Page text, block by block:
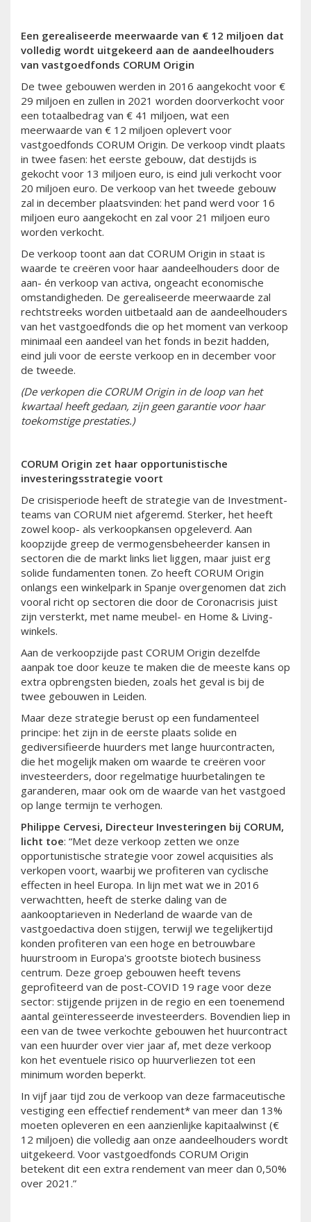
Een gerealiseerde meerwaarde van € 12 miljoen dat
volledig wordt uitgekeerd aan de aandeelhouders
van vastgoedfonds CORUM Origin
De twee gebouwen werden in 2016 aangekocht voor €
29 miljoen en zullen in 2021 worden doorverkocht voor
een totaalbedrag van € 41 miljoen, wat een
meerwaarde van € 12 miljoen oplevert voor
vastgoedfonds CORUM Origin. De verkoop vindt plaats
in twee fasen: het eerste gebouw, dat destijds is
gekocht voor 13 miljoen euro, is eind juli verkocht voor
20 miljoen euro. De verkoop van het tweede gebouw
zal in december plaatsvinden: het pand werd voor 16
miljoen euro aangekocht en zal voor 21 miljoen euro
worden verkocht.
De verkoop toont aan dat CORUM Origin in staat is
waarde te creëren voor haar aandeelhouders door de
aan- én verkoop van activa, ongeacht economische
omstandigheden. De gerealiseerde meerwaarde zal
rechtstreeks worden uitbetaald aan de aandeelhouders
van het vastgoedfonds die op het moment van verkoop
minimaal een aandeel van het fonds in bezit hadden,
eind juli voor de eerste verkoop en in december voor
de tweede.
(De verkopen die CORUM Origin in de loop van het
kwartaal heeft gedaan, zijn geen garantie voor haar
toekomstige prestaties.)
CORUM Origin zet haar opportunistische
investeringsstrategie voort
De crisisperiode heeft de strategie van de Investment-
teams van CORUM niet afgeremd. Sterker, het heeft
zowel koop- als verkoopkansen opgeleverd. Aan
koopzijde greep de vermogensbeheerder kansen in
sectoren die de markt links liet liggen, maar juist erg
solide fundamenten tonen. Zo heeft CORUM Origin
onlangs een winkelpark in Spanje overgenomen dat zich
vooral richt op sectoren die door de Coronacrisis juist
zijn versterkt, met name meubel- en Home & Living-
winkels.
Aan de verkoopzijde past CORUM Origin dezelfde
aanpak toe door keuze te maken die de meeste kans op
extra opbrengsten bieden, zoals het geval is bij de
twee gebouwen in Leiden.
Maar deze strategie berust op een fundamenteel
principe: het zijn in de eerste plaats solide en
gediversifieerde huurders met lange huurcontracten,
die het mogelijk maken om waarde te creëren voor
investeerders, door regelmatige huurbetalingen te
garanderen, maar ook om de waarde van het vastgoed
op lange termijn te verhogen.
Philippe Cervesi, Directeur Investeringen bij CORUM,
licht toe: “Met deze verkoop zetten we onze
opportunistische strategie voor zowel acquisities als
verkopen voort, waarbij we profiteren van cyclische
effecten in heel Europa. In lijn met wat we in 2016
verwachtten, heeft de sterke daling van de
aankooptarieven in Nederland de waarde van de
vastgoedactiva doen stijgen, terwijl we tegelijkertijd
konden profiteren van een hoge en betrouwbare
huurstroom in Europa's grootste biotech business
centrum. Deze groep gebouwen heeft tevens
geprofiteerd van de post-COVID 19 rage voor deze
sector: stijgende prijzen in de regio en een toenemend
aantal geïnteresseerde investeerders. Bovendien liep in
een van de twee verkochte gebouwen het huurcontract
van een huurder over vier jaar af, met deze verkoop
kon het eventuele risico op huurverliezen tot een
minimum worden beperkt.
In vijf jaar tijd zou de verkoop van deze farmaceutische
vestiging een effectief rendement* van meer dan 13%
moeten opleveren en een aanzienlijke kapitaalwinst (€
12 miljoen) die volledig aan onze aandeelhouders wordt
uitgekeerd. Voor vastgoedfonds CORUM Origin
betekent dit een extra rendement van meer dan 0,50%
over 2021.”